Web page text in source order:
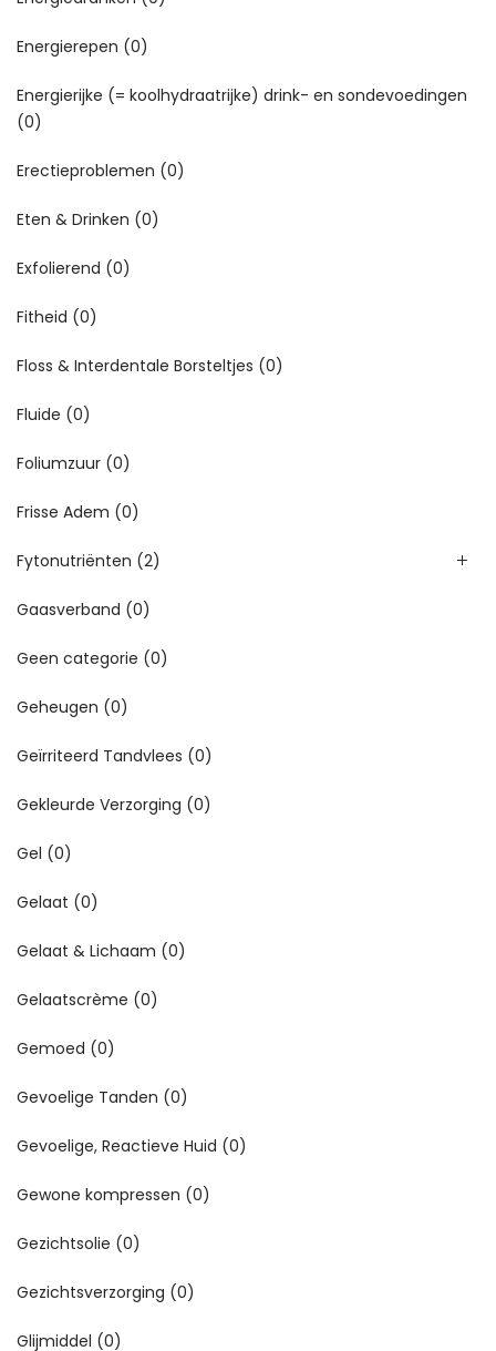
Energierepen (0)
Energierijke (= koolhydraatrijke) drink- en sondevoedingen
(0)
Erectieproblemen (0)
Eten & Drinken (0)
Exfolierend (0)
Fitheid (0)
Floss & Interdentale Borsteltjes (0)
Fluide (0)
Foliumzuur (0)
Frisse Adem (0)
Fytonutriënten (2)
Gaasverband (0)
Geen categorie (0)
Geheugen (0)
Geïrriteerd Tandvlees (0)
Gekleurde Verzorging (0)
Gel (0)
Gelaat (0)
Gelaat & Lichaam (0)
Gelaatscrème (0)
Gemoed (0)
Gevoelige Tanden (0)
Gevoelige, Reactieve Huid (0)
Gewone kompressen (0)
Gezichtsolie (0)
Gezichtsverzorging (0)
Glijmiddel (0)